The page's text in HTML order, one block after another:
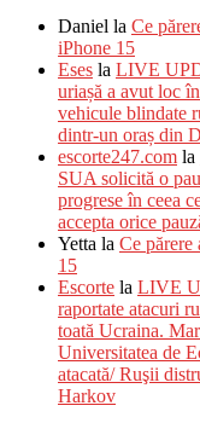
Daniel la Ce
iPhone 15
Eses la LIVE
uriașă a avut loc
vehicule blindate
dintr-un oraș din
escorte247.com la
SUA solicită o
progrese în ceea
accepta orice
Yetta la Ce părere
15
Escorte la LIVE
raportate atacuri
toată Ucraina.
Universitatea de
atacată/ Ruşii
Harkov